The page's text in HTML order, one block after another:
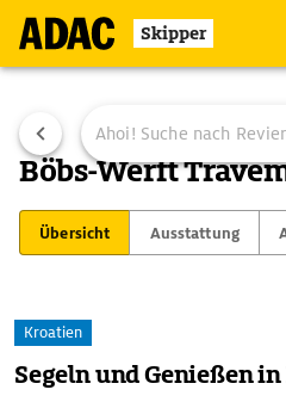
Skipper
Böbs-Werft
Übersicht Ausstattung
Kroatien
Segeln und Genießen